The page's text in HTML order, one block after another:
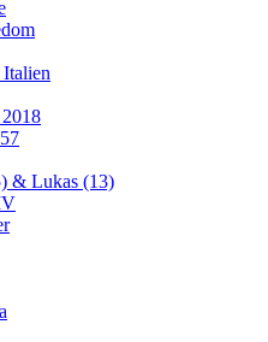
& Lukas (13)